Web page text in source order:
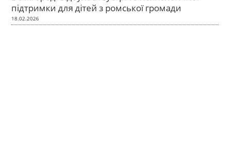
підтримки для дітей з ромської громади
18.02.2026